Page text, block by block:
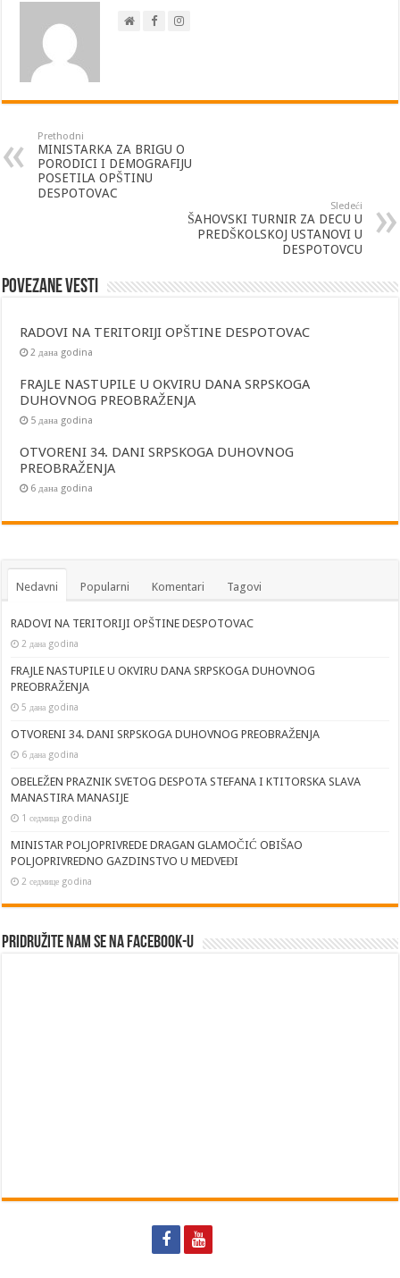
Prethodni
MINISTARKA ZA BRIGU O
PORODICI I DEMOGRAFIJU
POSETILA OPŠTINU
DESPOTOVAC
Sledeći
ŠAHOVSKI TURNIR ZA DECU U
PREDŠKOLSKOJ USTANOVI U
DESPOTOVCU
Povezane vesti
RADOVI NA TERITORIJI OPŠTINE DESPOTOVAC
2 дана godina
FRAJLE NASTUPILE U OKVIRU DANA SRPSKOGA
DUHOVNOG PREOBRAŽENJA
5 дана godina
OTVORENI 34. DANI SRPSKOGA DUHOVNOG
PREOBRAŽENJA
6 дана godina
Nedavni Popularni Komentari Tagovi
RADOVI NA TERITORIJI OPŠTINE DESPOTOVAC
2 дана godina
FRAJLE NASTUPILE U OKVIRU DANA SRPSKOGA DUHOVNOG
PREOBRAŽENJA
5 дана godina
OTVORENI 34. DANI SRPSKOGA DUHOVNOG PREOBRAŽENJA
6 дана godina
OBELEŽEN PRAZNIK SVETOG DESPOTA STEFANA I KTITORSKA SLAVA
MANASTIRA MANASIJE
1 седмица godina
MINISTAR POLJOPRIVREDE DRAGAN GLAMOČIĆ OBIŠAO
POLJOPRIVREDNO GAZDINSTVO U MEDVEĐI
2 седмице godina
Pridružite nam se na Facebook-u